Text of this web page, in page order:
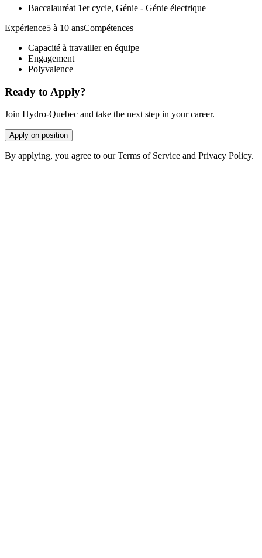
Baccalauréat 1er cycle, Génie - Génie électrique
Expérience5 à 10 ansCompétences
Capacité à travailler en équipe
Engagement
Polyvalence
Ready to Apply?
Join Hydro-Quebec and take the next step in your career.
Apply on position
By applying, you agree to our Terms of Service and Privacy Policy.